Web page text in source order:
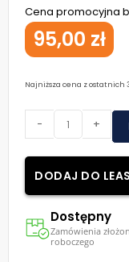
Cena promocyjna
95,00 zł
Najniższa cena z ostatnich
- +
DODAJ DO
Dostępny
Zamówienia
roboczego